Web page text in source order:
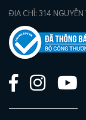
ĐỊA CHỈ: 314 NGUYỄN